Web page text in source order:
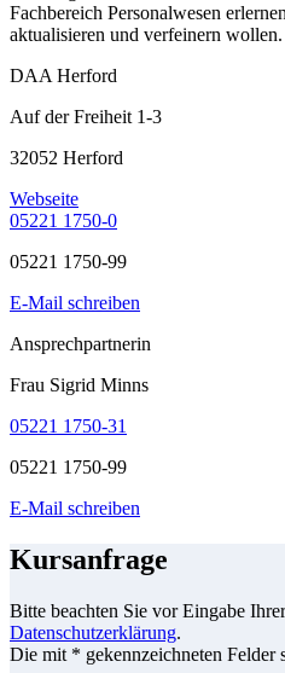
Fachbereich Personalwesen
aktualisieren und verfeinern wollen.
DAA Herford
Auf der Freiheit 1-3
32052 Herford
Webseite
05221 1750-0
05221 1750-99
E-Mail schreiben
Ansprechpartnerin
Frau Sigrid Minns
05221 1750-31
05221 1750-99
E-Mail schreiben
Kursanfrage
Bitte beachten Sie vor Eingabe
Datenschutzerklärung.
Die mit * gekennzeichneten Felder